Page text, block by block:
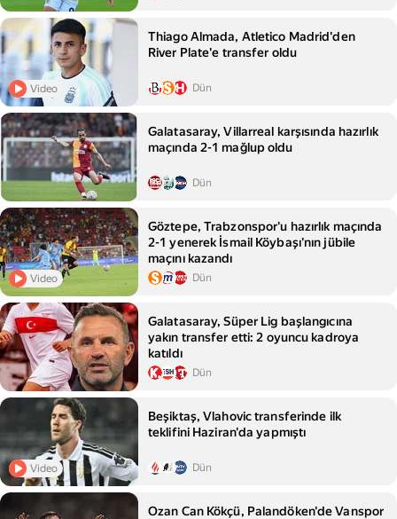
Video
Thiago Almada, Atletico Madrid'den
River Plate'e transfer oldu
Dün
Galatasaray, Villarreal karşısında hazırlık
maçında 2-1 mağlup oldu
Dün
Video
Göztepe, Trabzonspor'u hazırlık maçında
2-1 yenerek İsmail Köybaşı'nın jübile
maçını kazandı
Dün
Galatasaray, Süper Lig başlangıcına
yakın transfer etti: 2 oyuncu kadroya
katıldı
Dün
Video
Beşiktaş, Vlahovic transferinde ilk
teklifini Haziran'da yapmıştı
Dün
Ozan Can Kökçü, Palandöken'de Vanspor